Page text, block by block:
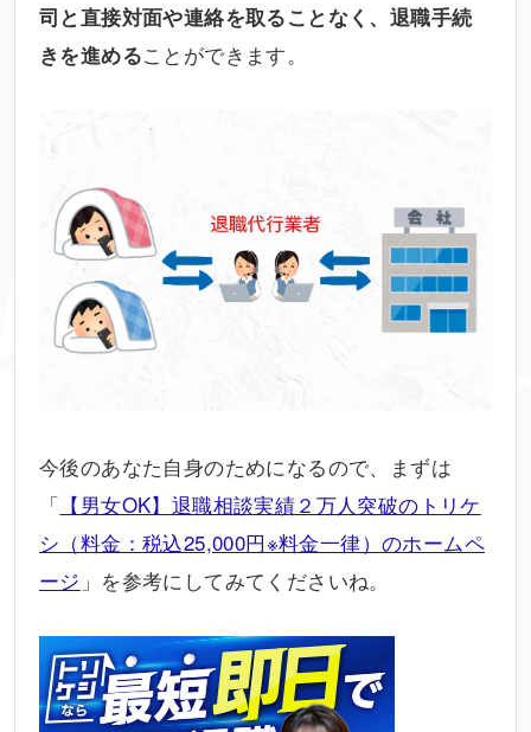
司と直接対面や連絡を取ることなく、退職手続
きを進めることができます。
今後のあなた自身のためになるので、まずは
「 【男女OK】退職相談実績２万人突破のトリケ
シ（料金：税込25,000円※料金一律）のホームペ
ージ 」を参考にしてみてくださいね。